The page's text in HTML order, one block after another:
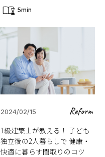
5min
2024/02/15 Reform
1級建築士が教える！ 子ども
独立後の2人暮らしで 健康・
快適に暮らす間取りのコツ